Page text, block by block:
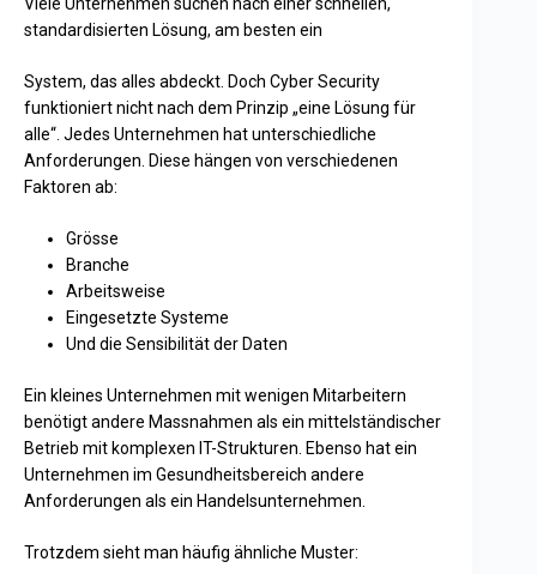
Viele Unternehmen suchen nach einer schnellen,
standardisierten Lösung, am besten ein
System, das alles abdeckt. Doch Cyber Security
funktioniert nicht nach dem Prinzip „eine Lösung für
alle“. Jedes Unternehmen hat unterschiedliche
Anforderungen. Diese hängen von verschiedenen
Faktoren ab:
Grösse
Branche
Arbeitsweise
Eingesetzte Systeme
Und die Sensibilität der Daten
Ein kleines Unternehmen mit wenigen Mitarbeitern
benötigt andere Massnahmen als ein mittelständischer
Betrieb mit komplexen IT-Strukturen. Ebenso hat ein
Unternehmen im Gesundheitsbereich andere
Anforderungen als ein Handelsunternehmen.
Trotzdem sieht man häufig ähnliche Muster: